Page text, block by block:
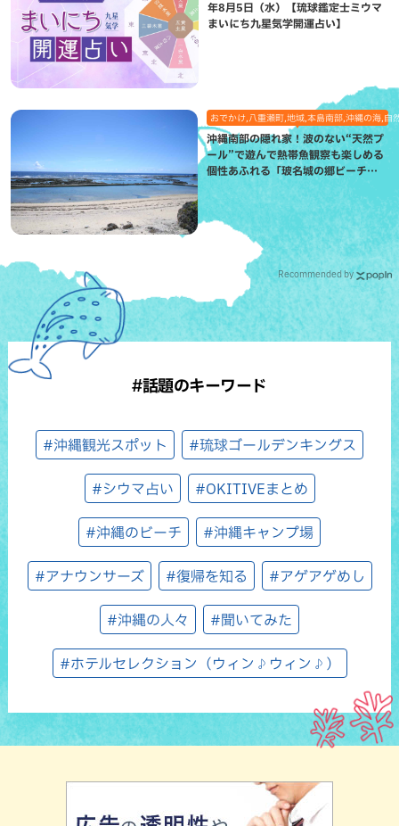
年8月5日（水）【琉球鑑定士ミウマ
まいにち九星気学開運占い】
おでかけ,八重瀬町,地域,本島南部,沖縄の海,自
沖縄南部の隠れ家！波のない“天然プ
ール”で遊んで熱帯魚観察も楽しめる
個性あふれる「玻名城の郷ビーチ」
（八重瀬町）
Recommended by
#話題のキーワード
#沖縄観光スポット #琉球ゴールデンキングス
#シウマ占い #OKITIVEまとめ
#沖縄のビーチ #沖縄キャンプ場
#アナウンサーズ #復帰を知る #アゲアゲめし
#沖縄の人々 #聞いてみた
#ホテルセレクション（ウィン♪ウィン♪）